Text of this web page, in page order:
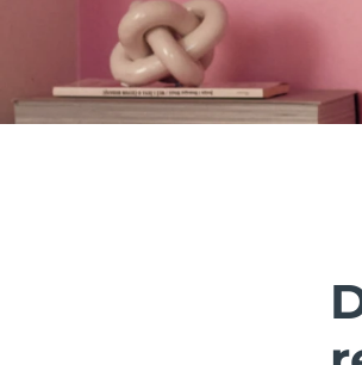
FAQ™ Dual LED Panel
BELIEBT